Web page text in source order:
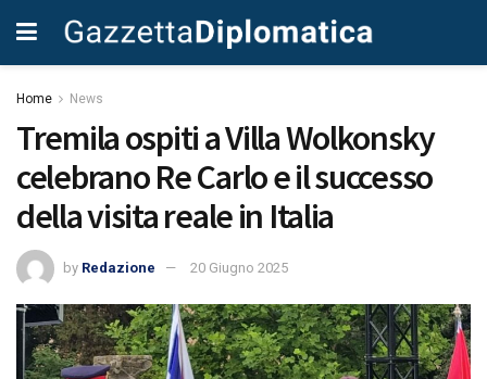
Home News
Tremila ospiti a Villa Wolkonsky
celebrano Re Carlo e il successo
della visita reale in Italia
by Redazione 20 Giugno 2025